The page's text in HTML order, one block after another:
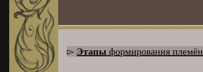
▻ Этапы формирования племён